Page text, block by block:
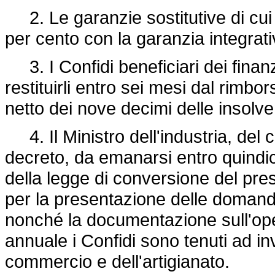
2. Le garanzie sostitutive di cui
per cento con la garanzia
3. I Confidi beneficiari dei
restituirli entro sei mesi dal
netto dei nove decimi delle
4. Il Ministro dell'industria, del
decreto, da emanarsi entro
della legge di conversione del
per la presentazione delle
nonché la documentazione
annuale i Confidi sono tenuti ad
commercio e dell'artigianato.